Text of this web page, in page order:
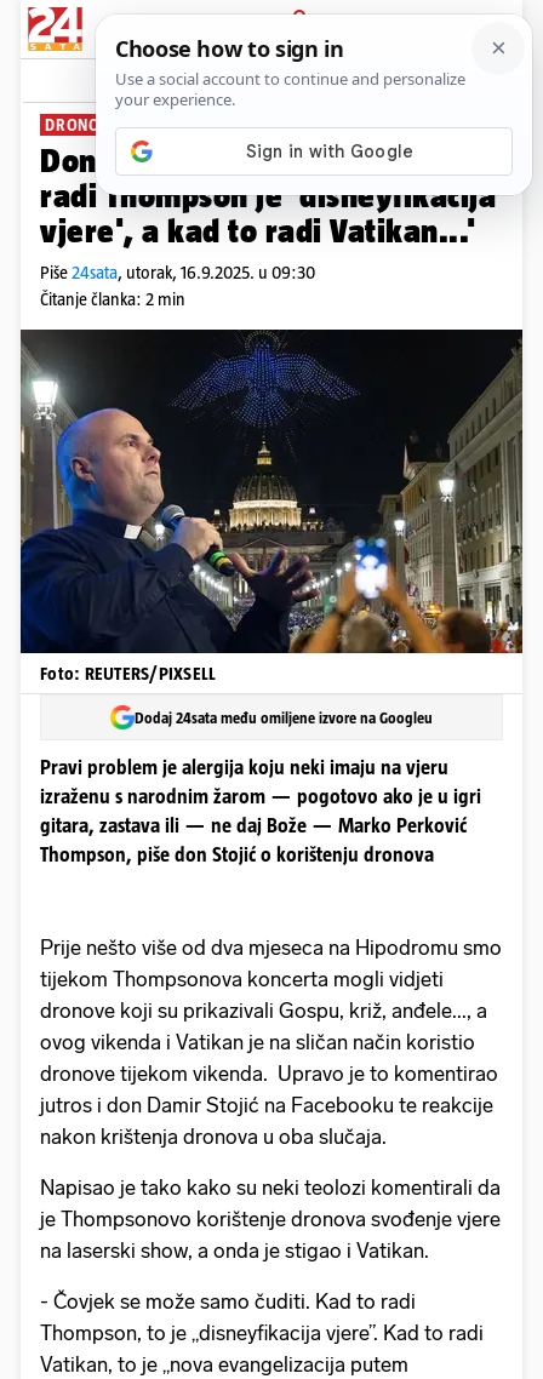
PRIJAVA
News Komentari
DRONOVI RAZDORA
Don Stojić o dronovima: 'Kad to
radi Thompson je 'disneyfikacija
vjere', a kad to radi Vatikan...'
Piše24sata, utorak, 16.9.2025. u 09:30
Čitanje članka: 2 min
Foto: REUTERS/PIXSELL
Dodaj 24sata među omiljene izvore na Googleu
Pravi problem je alergija koju neki imaju na vjeru
izraženu s narodnim žarom — pogotovo ako je u igri
gitara, zastava ili — ne daj Bože — Marko Perković
Thompson, piše don Stojić o korištenju dronova
Prije nešto više od dva mjeseca na Hipodromu smo
tijekom Thompsonova koncerta mogli vidjeti
dronove koji su prikazivali Gospu, križ, anđele..., a
ovog vikenda i Vatikan je na sličan način koristio
dronove tijekom vikenda. Upravo je to komentirao
jutros i don Damir Stojić na Facebooku te reakcije
nakon krištenja dronova u oba slučaja.
Napisao je tako kako su neki teolozi komentirali da
je Thompsonovo korištenje dronova svođenje vjere
na laserski show, a onda je stigao i Vatikan.
- Čovjek se može samo čuditi. Kad to radi
Thompson, to je „disneyfikacija vjere”. Kad to radi
Vatikan, to je „nova evangelizacija putem